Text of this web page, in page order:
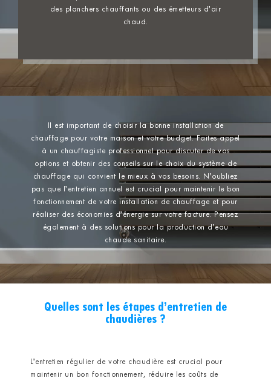
des planchers chauffants ou des émetteurs d’air
chaud.
Il est important de choisir la bonne installation de
chauffage pour votre maison et votre budget. Faites appel
à un chauffagiste professionnel pour discuter de vos
options et obtenir des conseils sur le choix du système de
chauffage qui convient le mieux à vos besoins. N’oubliez
pas que l’entretien annuel est crucial pour maintenir le bon
fonctionnement de votre installation de chauffage et pour
réaliser des économies d’énergie sur votre facture. Pensez
également à des solutions pour la production d’eau
chaude sanitaire.
Quelles sont les étapes d’entretien de
chaudières ?
L’entretien régulier de votre chaudière est crucial pour
maintenir un bon fonctionnement, réduire les coûts de